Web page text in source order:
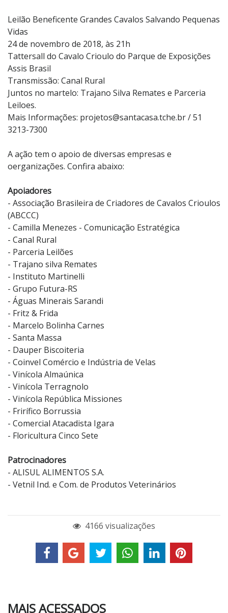
Leilão Beneficente Grandes Cavalos Salvando Pequenas
Vidas
24 de novembro de 2018, às 21h
Tattersall do Cavalo Crioulo do Parque de Exposições
Assis Brasil
Transmissão: Canal Rural
Juntos no martelo: Trajano Silva Remates e Parceria
Leiloes.
Mais Informações: projetos@santacasa.tche.br / 51
3213-7300
A ação tem o apoio de diversas empresas e
oerganizações. Confira abaixo:
Apoiadores
- Associação Brasileira de Criadores de Cavalos Crioulos
(ABCCC)
- Camilla Menezes - Comunicação Estratégica
- Canal Rural
- Parceria Leilões
- Trajano silva Remates
- Instituto Martinelli
- Grupo Futura-RS
- Águas Minerais Sarandi
- Fritz & Frida
- Marcelo Bolinha Carnes
- Santa Massa
- Dauper Biscoiteria
- Coinvel Comércio e Indústria de Velas
- Vinícola Almaúnica
- Vinícola Terragnolo
- Vinícola República Missiones
- Frirífico Borrussia
- Comercial Atacadista Igara
- Floricultura Cinco Sete
Patrocinadores
- ALISUL ALIMENTOS S.A.
- Vetnil Ind. e Com. de Produtos Veterinários
4166 visualizações
MAIS ACESSADOS